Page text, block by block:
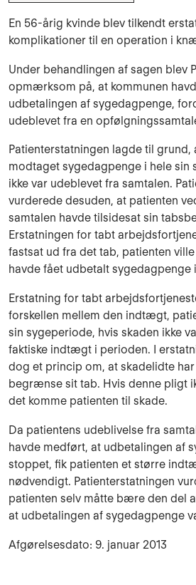
En 56-årig kvinde blev tilkendt
komplikationer til en operation i
Under behandlingen af sagen blev
opmærksom på, at kommunen
udbetalingen af sygedagpenge,
udeblevet fra en
Patienterstatningen lagde til grund,
modtaget sygedagpenge i hele sin
ikke var udeblevet fra samtalen.
vurderede desuden, at patienten
samtalen havde tilsidesat sin
Erstatningen for tabt
fastsat ud fra det tab, patienten
havde fået udbetalt sygedagpenge
Erstatning for tabt
forskellen mellem den indtægt,
sin sygeperiode, hvis skaden ikke
faktiske indtægt i perioden. I
dog et princip om, at skadelidte
begrænse sit tab. Hvis denne pligt
det komme patienten til skade.
Da patientens udeblivelse fra
havde medført, at udbetalingen af
stoppet, fik patienten et større
nødvendigt. Patienterstatningen
patienten selv måtte bære den del
at udbetalingen af sygedagpenge
Afgørelsesdato: 9. januar 2013